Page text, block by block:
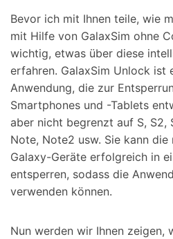
Bevor ich mit Ihnen teile, wie
mit Hilfe von GalaxSim ohne
wichtig, etwas über diese
erfahren. GalaxSim Unlock ist
Anwendung, die zur
Smartphones und -Tablets
aber nicht begrenzt auf S, S2,
Note, Note2 usw. Sie kann die
Galaxy-Geräte erfolgreich in
entsperren, sodass die
verwenden können.
Nun werden wir Ihnen zeigen,